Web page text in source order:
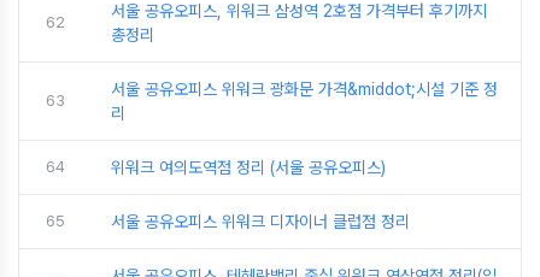
62
서울 공유오피스, 위워크 삼성역 2호점 가격부터 후기까지
총정리
63
서울 공유오피스 위워크 광화문 가격&middot;시설 기준 정
리
64 위워크 여의도역점 정리 (서울 공유오피스)
65 서울 공유오피스 위워크 디자이너 클럽점 정리